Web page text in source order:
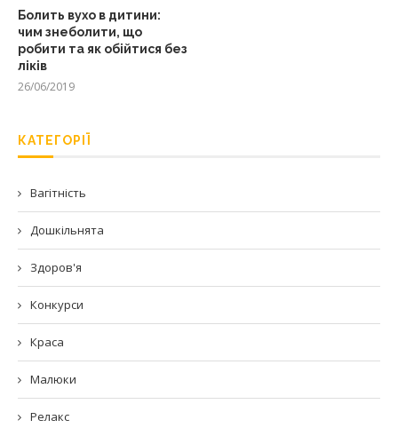
Болить вухо в дитини:
чим знеболити, що
робити та як обійтися без
ліків
26/06/2019
КАТЕГОРІЇ
Вагітність
Дошкільнята
Здоров'я
Конкурси
Краса
Малюки
Релакс